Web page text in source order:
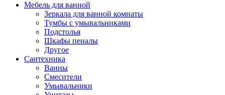
Мебель для ванной
Зеркала для ванной комнаты
Тумбы с умывальниками
Подстолья
Шкафы пеналы
Другое
Сантехника
Ванны
Смесители
Умывальники